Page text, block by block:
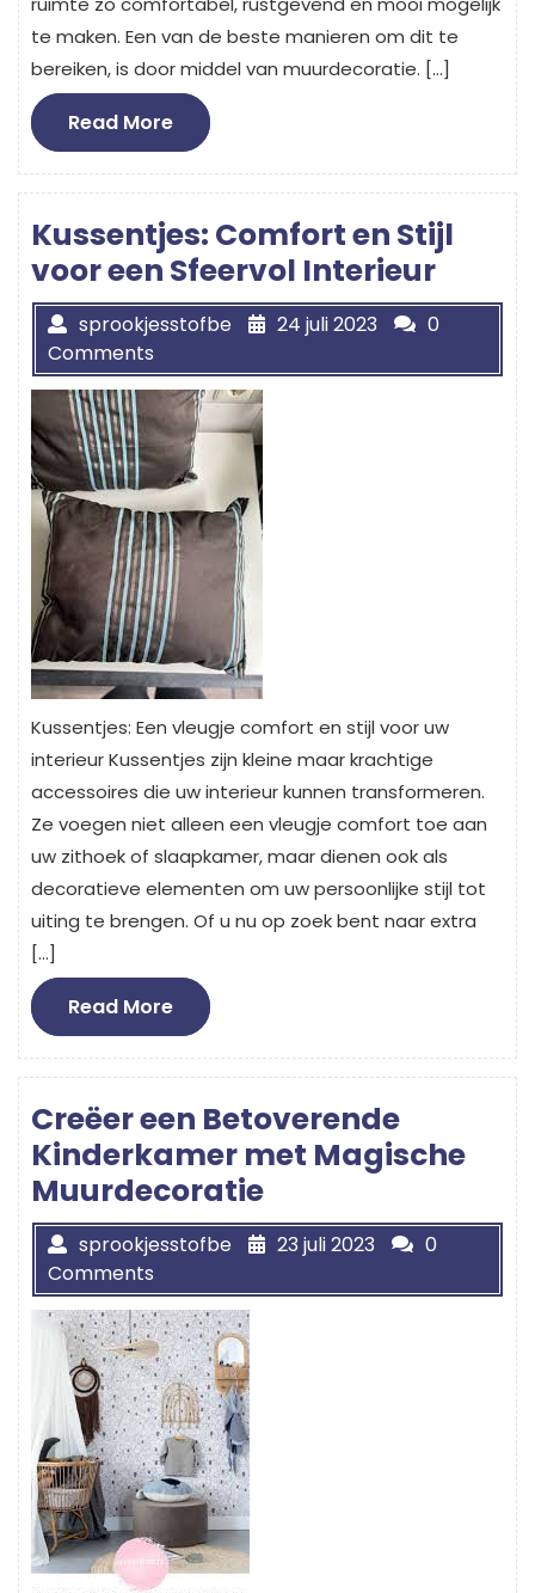
te maken. Een van de beste manieren om dit te
bereiken, is door middel van muurdecoratie. […]
Read MoreRead
More
Kussentjes: Comfort en Stijl
voor een Sfeervol Interieur
sprookjesstofbe 24 juli 2023
0
Comments
Kussentjes: Een vleugje comfort en stijl voor uw
interieur Kussentjes zijn kleine maar krachtige
accessoires die uw interieur kunnen transformeren.
Ze voegen niet alleen een vleugje comfort toe aan
uw zithoek of slaapkamer, maar dienen ook als
decoratieve elementen om uw persoonlijke stijl tot
uiting te brengen. Of u nu op zoek bent naar extra
[…]
Read MoreRead
More
Creëer een Betoverende
Kinderkamer met Magische
Muurdecoratie
sprookjesstofbe 23 juli 2023
0
Comments